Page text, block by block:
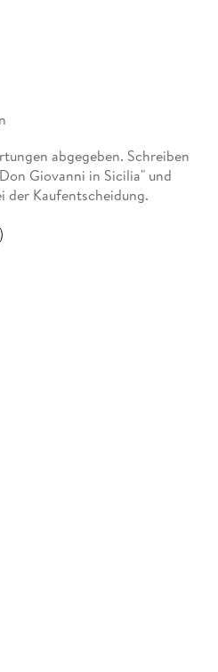
abgegeben. Schreiben
Giovanni in Sicilia" und
der Kaufentscheidung.